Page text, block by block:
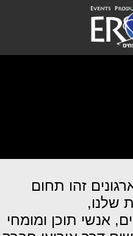
זהו תחום
שלנו,
אנשי תוכן ומומחי